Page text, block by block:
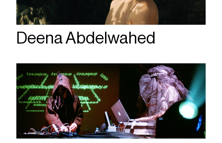
Deena Abdelwahed